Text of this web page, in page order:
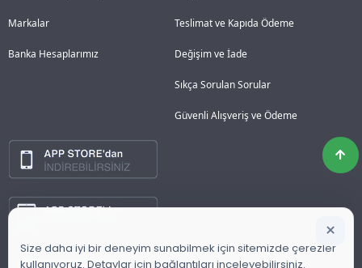
Markalar
Banka Hesaplarımız
Teslimat ve Kapıda Ödeme
Değişim ve İade
Sıkça Sorulan Sorular
Güvenli Alışveriş ve Ödeme
Size daha iyi bir deneyim sunabilmek için sitemizde çerezler
kullanıyoruz. Detaylar için bağlantıları inceleyebilirsiniz.
×